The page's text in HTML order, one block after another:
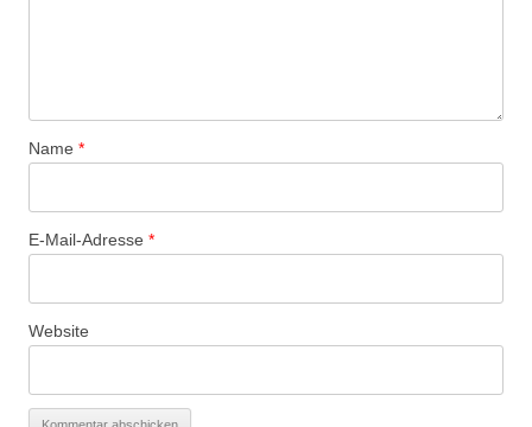
Name *
E-Mail-Adresse *
Website